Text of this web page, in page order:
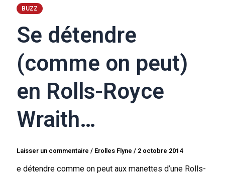
BUZZ
Se détendre
(comme on peut)
en Rolls-Royce
Wraith…
Laisser un commentaire / Erolles Flyne/ 2 octobre 2014
e détendre comme on peut aux manettes d’une Rolls-